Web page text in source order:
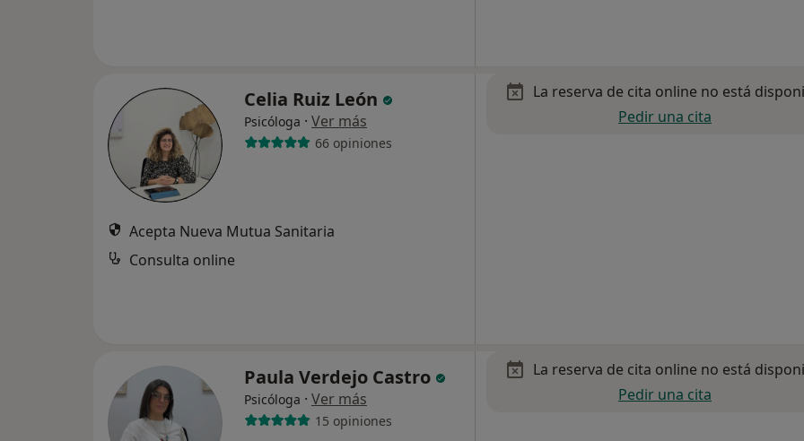
Celia Ruiz León
Psicóloga · Ver más
66 opiniones
Acepta Nueva Mutua Sanitaria
Consulta online
La reserva de cita online no está
Pedir una cita
Paula Verdejo Castro
Psicóloga · Ver más
15 opiniones
La reserva de cita online no está
Pedir una cita